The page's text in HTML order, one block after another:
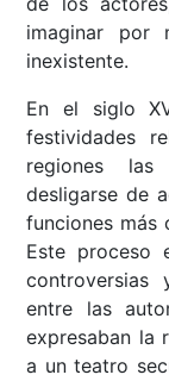
imaginar por
inexistente.
En el siglo
festividades
regiones las
desligarse de
funciones más
Este proceso
controversias
entre las
expresaban la
a un teatro